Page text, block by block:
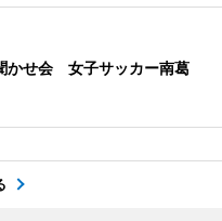
かせ会 女子サッカー南葛